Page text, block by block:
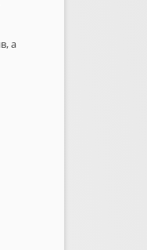
а